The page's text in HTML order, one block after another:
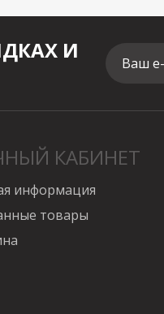
И
Ваш
КАБИНЕТ
информация
товары